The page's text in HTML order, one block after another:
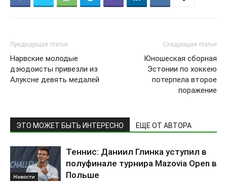
Предыдущая статья
Нарвские молодые
дзюдоисты привезли из
Алуксне девять медалей
Следующая статья
Юношеская сборная
Эстонии по хоккею
потерпела второе
поражение
ЭТО МОЖЕТ БЫТЬ ИНТЕРЕСНО ЕЩЕ ОТ АВТОРА
Новости
Теннис: Даниил Глинка уступил в
полуфинале турнира Mazovia Open в
Польше